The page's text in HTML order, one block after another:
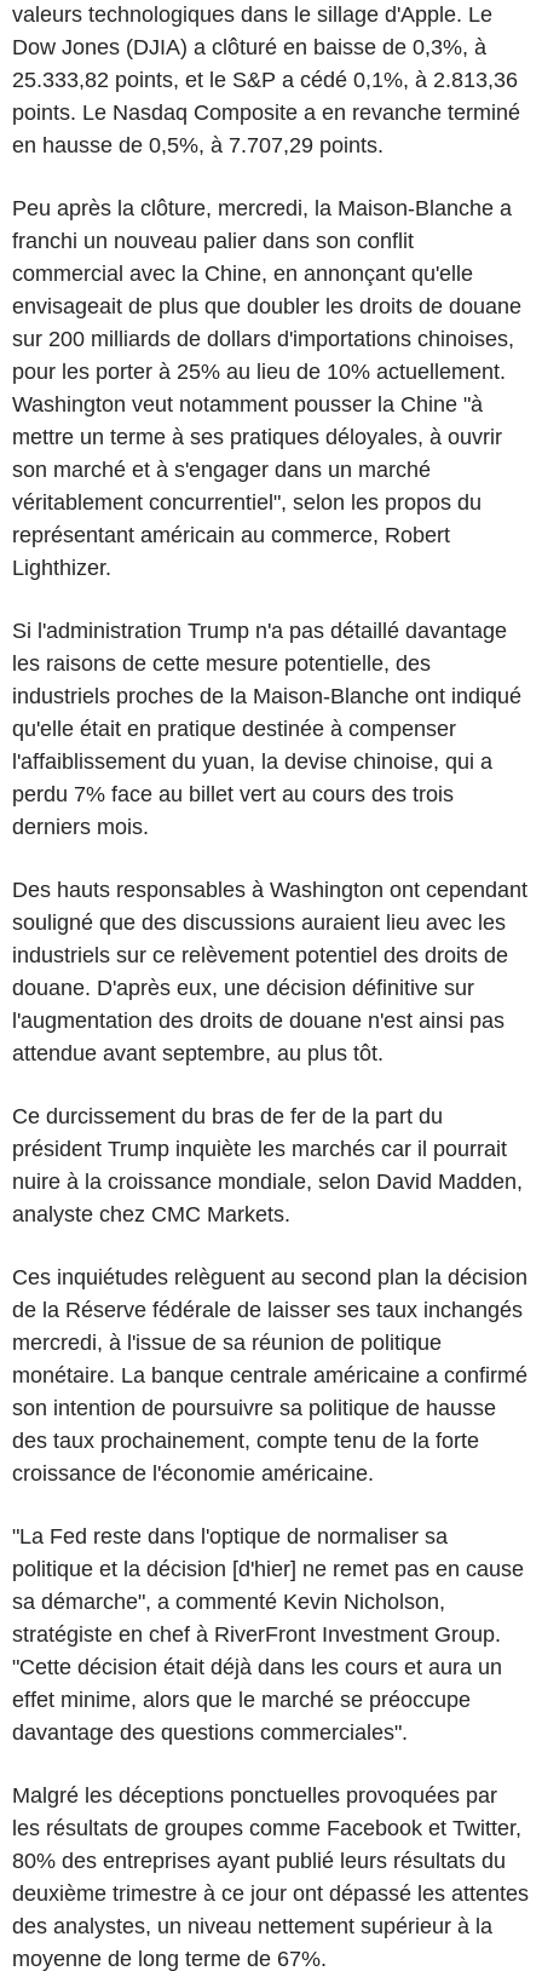
valeurs technologiques dans le sillage d'Apple. Le
Dow Jones (DJIA) a clôturé en baisse de 0,3%, à
25.333,82 points, et le S&P a cédé 0,1%, à 2.813,36
points. Le Nasdaq Composite a en revanche terminé
en hausse de 0,5%, à 7.707,29 points.
Peu après la clôture, mercredi, la Maison-Blanche a
franchi un nouveau palier dans son conflit
commercial avec la Chine, en annonçant qu'elle
envisageait de plus que doubler les droits de douane
sur 200 milliards de dollars d'importations chinoises,
pour les porter à 25% au lieu de 10% actuellement.
Washington veut notamment pousser la Chine "à
mettre un terme à ses pratiques déloyales, à ouvrir
son marché et à s'engager dans un marché
véritablement concurrentiel", selon les propos du
représentant américain au commerce, Robert
Lighthizer.
Si l'administration Trump n'a pas détaillé davantage
les raisons de cette mesure potentielle, des
industriels proches de la Maison-Blanche ont indiqué
qu'elle était en pratique destinée à compenser
l'affaiblissement du yuan, la devise chinoise, qui a
perdu 7% face au billet vert au cours des trois
derniers mois.
Des hauts responsables à Washington ont cependant
souligné que des discussions auraient lieu avec les
industriels sur ce relèvement potentiel des droits de
douane. D'après eux, une décision définitive sur
l'augmentation des droits de douane n'est ainsi pas
attendue avant septembre, au plus tôt.
Ce durcissement du bras de fer de la part du
président Trump inquiète les marchés car il pourrait
nuire à la croissance mondiale, selon David Madden,
analyste chez CMC Markets.
Ces inquiétudes relèguent au second plan la décision
de la Réserve fédérale de laisser ses taux inchangés
mercredi, à l'issue de sa réunion de politique
monétaire. La banque centrale américaine a confirmé
son intention de poursuivre sa politique de hausse
des taux prochainement, compte tenu de la forte
croissance de l'économie américaine.
"La Fed reste dans l'optique de normaliser sa
politique et la décision [d'hier] ne remet pas en cause
sa démarche", a commenté Kevin Nicholson,
stratégiste en chef à RiverFront Investment Group.
"Cette décision était déjà dans les cours et aura un
effet minime, alors que le marché se préoccupe
davantage des questions commerciales".
Malgré les déceptions ponctuelles provoquées par
les résultats de groupes comme Facebook et Twitter,
80% des entreprises ayant publié leurs résultats du
deuxième trimestre à ce jour ont dépassé les attentes
des analystes, un niveau nettement supérieur à la
moyenne de long terme de 67%.